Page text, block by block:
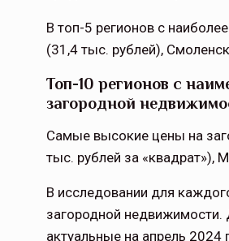
В топ-5 регионов с
(31,4 тыс. рублей),
Топ-10 регионов с
загородной
Самые высокие цены на
тыс. рублей за «квадрат»),
В исследовании для
загородной
актуальные на апрель 2024